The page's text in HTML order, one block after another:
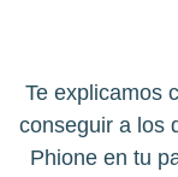
Te explicamos
conseguir a los
Phione en tu